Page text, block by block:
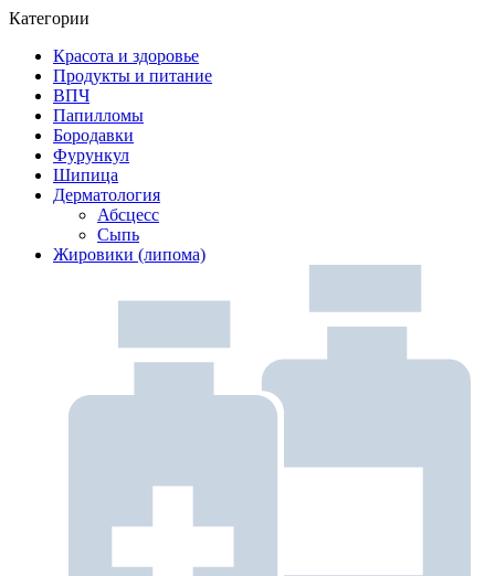
Категории
Красота и здоровье
Продукты и питание
ВПЧ
Папилломы
Бородавки
Фурункул
Шипица
Дерматология
Абсцесс
Сыпь
Жировики (липома)